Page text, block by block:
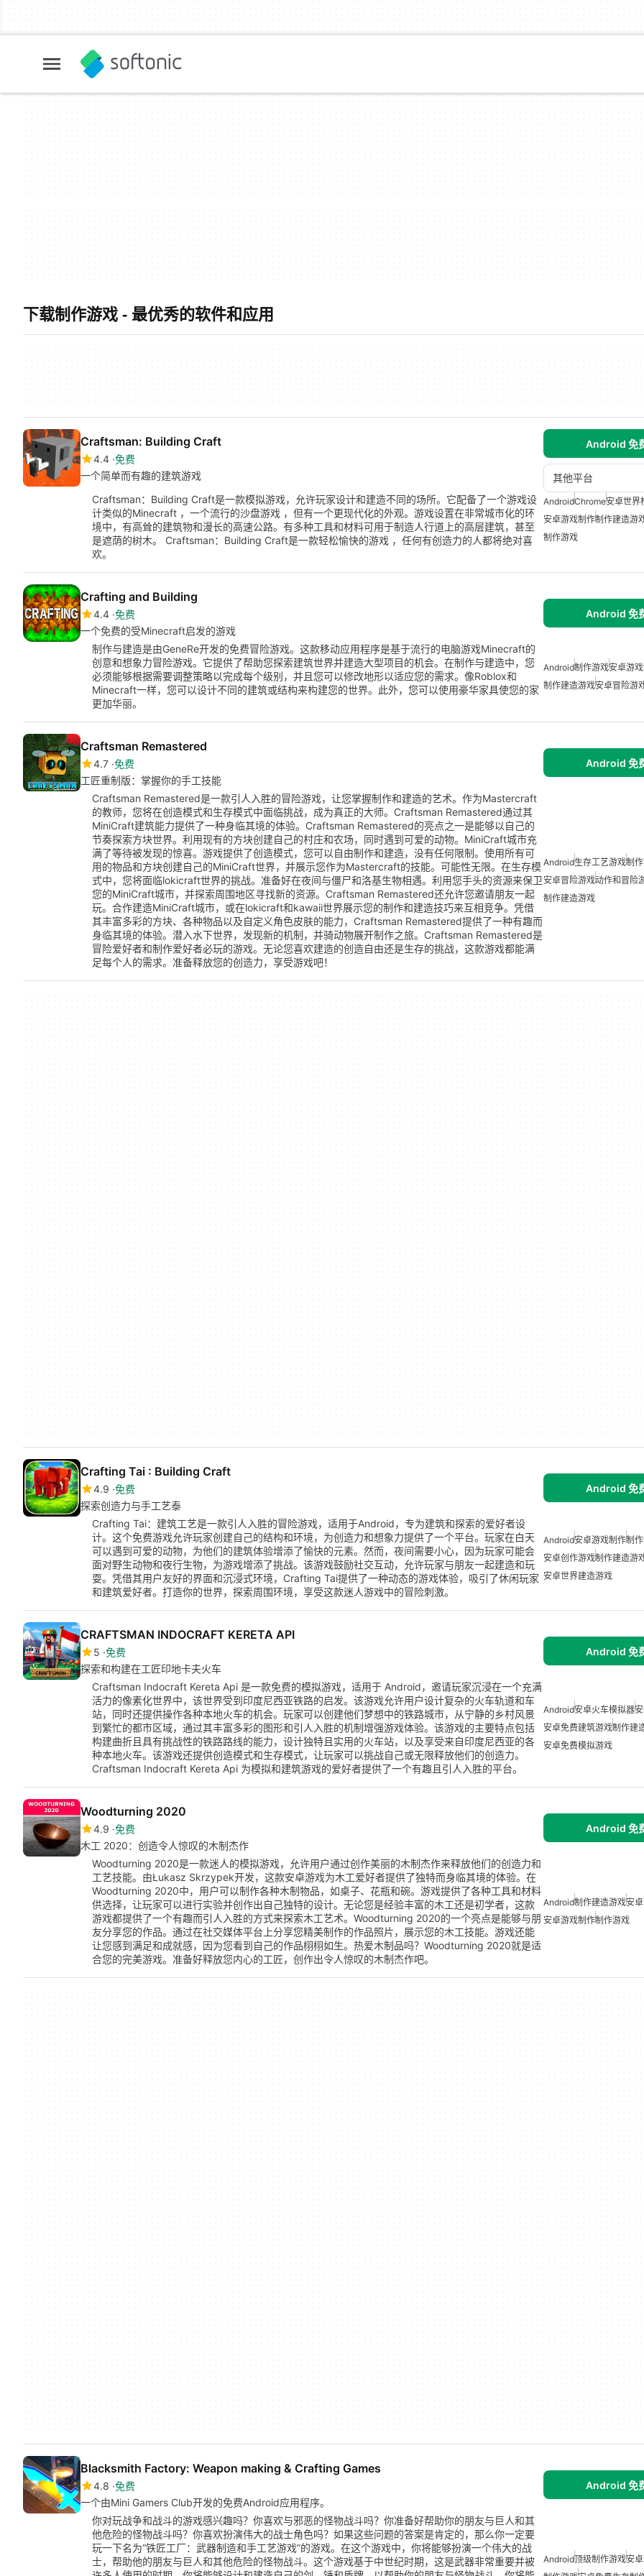
下载制作游戏 - 最优秀的软件和应用
Craftsman: Building Craft
4.4 免费
一个简单而有趣的建筑游戏
Android 免
其他平台
Craftsman：Building Craft是一款模拟游戏，允许玩家设计和建造不同的场所。它配备了一个游戏设
计类似的Minecraft ，一个流行的沙盘游戏 ，但有一个更现代化的外观。游戏设置在非常城市化的环
境中，有高耸的建筑物和漫长的高速公路。有多种工具和材料可用于制造人行道上的高层建筑，甚至
是遮荫的树木。 Craftsman：Building Craft是一款轻松愉快的游戏 ，任何有创造力的人都将绝对喜
欢。
AndroidChrome安卓世界
安卓游戏制作制作建造游
制作游戏
Crafting and Building
4.4 免费
一个免费的受Minecraft启发的游戏
Android 免
制作与建造是由GeneRe开发的免费冒险游戏。这款移动应用程序是基于流行的电脑游戏Minecraft的
创意和想象力冒险游戏。它提供了帮助您探索建筑世界并建造大型项目的机会。在制作与建造中，您
必须能够根据需要调整策略以完成每个级别，并且您可以修改地形以适应您的需求。像Roblox和
Minecraft一样，您可以设计不同的建筑或结构来构建您的世界。此外，您可以使用豪华家具使您的家
更加华丽。
Android制作游戏安卓游
制作建造游戏安卓冒险游
Craftsman Remastered
4.7 免费
工匠重制版：掌握你的手工技能
Android 免
Craftsman Remastered是一款引人入胜的冒险游戏，让您掌握制作和建造的艺术。作为Mastercraft
的教师，您将在创造模式和生存模式中面临挑战，成为真正的大师。Craftsman Remastered通过其
MiniCraft建筑能力提供了一种身临其境的体验。Craftsman Remastered的亮点之一是能够以自己的
节奏探索方块世界。利用现有的方块创建自己的村庄和农场，同时遇到可爱的动物。MiniCraft城市充
满了等待被发现的惊喜。游戏提供了创造模式，您可以自由制作和建造，没有任何限制。使用所有可
用的物品和方块创建自己的MiniCraft世界，并展示您作为Mastercraft的技能。可能性无限。在生存模
式中，您将面临lokicraft世界的挑战。准备好在夜间与僵尸和洛基生物相遇。利用您手头的资源来保卫
您的MiniCraft城市，并探索周围地区寻找新的资源。Craftsman Remastered还允许您邀请朋友一起
玩。合作建造MiniCraft城市，或在lokicraft和kawaii世界展示您的制作和建造技巧来互相竞争。凭借
其丰富多彩的方块、各种物品以及自定义角色皮肤的能力，Craftsman Remastered提供了一种有趣而
身临其境的体验。潜入水下世界，发现新的机制，并骑动物展开制作之旅。Craftsman Remastered是
冒险爱好者和制作爱好者必玩的游戏。无论您喜欢建造的创造自由还是生存的挑战，这款游戏都能满
足每个人的需求。准备释放您的创造力，享受游戏吧！
Android生存工艺游戏制
安卓冒险游戏动作和冒险
制作建造游戏
Crafting Tai : Building Craft
4.9 免费
探索创造力与手工艺泰
Android 免
Crafting Tai：建筑工艺是一款引人入胜的冒险游戏，适用于Android，专为建筑和探索的爱好者设
计。这个免费游戏允许玩家创建自己的结构和环境，为创造力和想象力提供了一个平台。玩家在白天
可以遇到可爱的动物，为他们的建筑体验增添了愉快的元素。然而，夜间需要小心，因为玩家可能会
面对野生动物和夜行生物，为游戏增添了挑战。该游戏鼓励社交互动，允许玩家与朋友一起建造和玩
耍。凭借其用户友好的界面和沉浸式环境，Crafting Tai提供了一种动态的游戏体验，吸引了休闲玩家
和建筑爱好者。打造你的世界，探索周围环境，享受这款迷人游戏中的冒险刺激。
Android安卓游戏制作制
安卓创作游戏制作建造游
安卓世界建造游戏
CRAFTSMAN INDOCRAFT KERETA API
5 免费
探索和构建在工匠印地卡夫火车
Android 免
Craftsman Indocraft Kereta Api 是一款免费的模拟游戏，适用于 Android，邀请玩家沉浸在一个充满
活力的像素化世界中，该世界受到印度尼西亚铁路的启发。该游戏允许用户设计复杂的火车轨道和车
站，同时还提供操作各种本地火车的机会。玩家可以创建他们梦想中的铁路城市，从宁静的乡村风景
到繁忙的都市区域，通过其丰富多彩的图形和引人入胜的机制增强游戏体验。该游戏的主要特点包括
构建曲折且具有挑战性的铁路路线的能力，设计独特且实用的火车站，以及享受来自印度尼西亚的各
种本地火车。该游戏还提供创造模式和生存模式，让玩家可以挑战自己或无限释放他们的创造力。
Craftsman Indocraft Kereta Api 为模拟和建筑游戏的爱好者提供了一个有趣且引人入胜的平台。
Android安卓火车模拟器
安卓免费建筑游戏制作建
安卓免费模拟游戏
Woodturning 2020
4.9 免费
木工 2020：创造令人惊叹的木制杰作
Android 免
Woodturning 2020是一款迷人的模拟游戏，允许用户通过创作美丽的木制杰作来释放他们的创造力和
工艺技能。由Łukasz Skrzypek开发，这款安卓游戏为木工爱好者提供了独特而身临其境的体验。在
Woodturning 2020中，用户可以制作各种木制物品，如桌子、花瓶和碗。游戏提供了各种工具和材料
供选择，让玩家可以进行实验并创作出自己独特的设计。无论您是经验丰富的木工还是初学者，这款
游戏都提供了一个有趣而引人入胜的方式来探索木工艺术。Woodturning 2020的一个亮点是能够与朋
友分享您的作品。通过在社交媒体平台上分享您精美制作的作品照片，展示您的木工技能。游戏还能
让您感到满足和成就感，因为您看到自己的作品栩栩如生。热爱木制品吗？Woodturning 2020就是适
合您的完美游戏。准备好释放您内心的工匠，创作出令人惊叹的木制杰作吧。
Android制作建造游戏安
安卓游戏制作制作游戏
Blacksmith Factory: Weapon making & Crafting Games
4.8 免费
一个由Mini Gamers Club开发的免费Android应用程序。
Android 免
你对玩战争和战斗的游戏感兴趣吗？你喜欢与邪恶的怪物战斗吗？你准备好帮助你的朋友与巨人和其
他危险的怪物战斗吗？你喜欢扮演伟大的战士角色吗？如果这些问题的答案是肯定的，那么你一定要
玩一下名为“铁匠工厂：武器制造和手工艺游戏”的游戏。在这个游戏中，你将能够扮演一个伟大的战
士，帮助他的朋友与巨人和其他危险的怪物战斗。这个游戏基于中世纪时期，这是武器非常重要并被
Android顶级制作游戏安